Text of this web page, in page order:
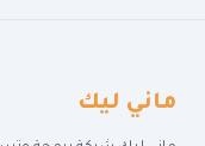
ماني ليك